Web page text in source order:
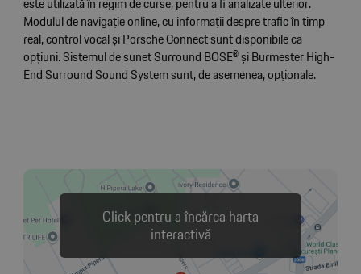
Modulul de navigație online, cu informații despre trafic în timp
real, control vocal și Porsche Connect sunt disponibile ca
opțiuni. Sistemul de sunet Surround BOSE® și Burmester High-
End Surround Sound System sunt, de asemenea, opționale.
Click pentru a încărca harta
interactivă